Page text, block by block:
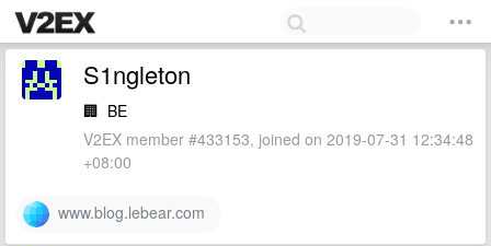
S1ngleton
🏢 BE
V2EX member #433153, joined on 2019-07-31 12:34:48
+08:00
www.blog.lebear.com